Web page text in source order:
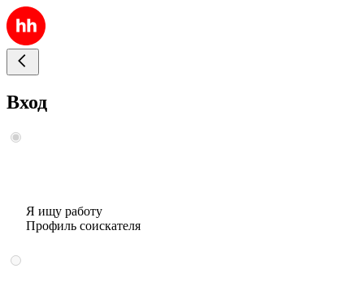
Вход
Я ищу работу
Профиль соискателя